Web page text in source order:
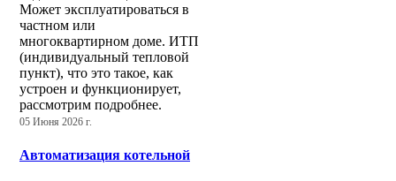
Может эксплуатироваться в
частном или
многоквартирном доме. ИТП
(индивидуальный тепловой
пункт), что это такое, как
устроен и функционирует,
рассмотрим подробнее.
05 Июня 2026 г.
Автоматизация котельной